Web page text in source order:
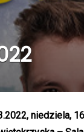
niedziela,